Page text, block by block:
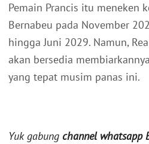
Pemain Prancis itu meneken
Bernabeu pada November
hingga Juni 2029. Namun,
akan bersedia
yang tepat musim panas ini.
Yuk gabung channel whatsapp